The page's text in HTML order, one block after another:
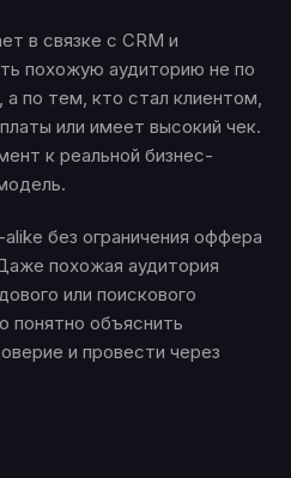
в связке с CRM и
похожую аудиторию не по
по тем, кто стал клиентом,
или имеет высокий чек.
к реальной бизнес-
без ограничения оффера
похожая аудитория
или поискового
понятно объяснить
и провести через